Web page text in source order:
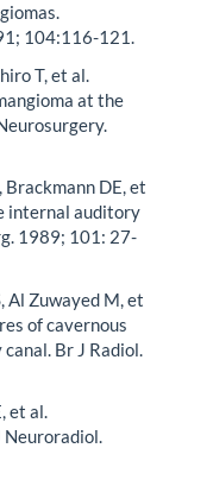
104:116-121.
T, et al.
at the
Brackmann DE, et
internal auditory
1989; 101: 27-
Al Zuwayed M, et
of cavernous
Br J Radiol.
et al.
Neuroradiol.